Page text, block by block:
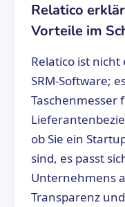
Relatico
Vorteile im
Relatico ist
SRM-Software;
Taschenmesser
ob Sie ein
sind, es passt
Unternehmens
Transparenz